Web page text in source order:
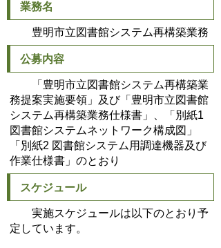
業務名
豊明市立図書館システム再構築業務
公募内容
「豊明市立図書館システム再構築業
務提案実施要領」及び「豊明市立図書館
システム再構築業務仕様書」、「別紙1
図書館システムネットワーク構成図」
「別紙2 図書館システム用調達機器及び
作業仕様書」のとおり
スケジュール
実施スケジュールは以下のとおり予
定しています。